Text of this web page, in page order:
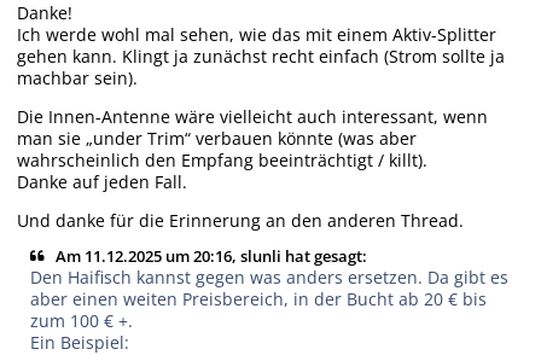
Danke!
Ich werde wohl mal sehen, wie das mit einem Aktiv-Splitter
gehen kann. Klingt ja zunächst recht einfach (Strom sollte ja
machbar sein).
Die Innen-Antenne wäre vielleicht auch interessant, wenn
man sie „under Trim“ verbauen könnte (was aber
wahrscheinlich den Empfang beeinträchtigt / killt).
Danke auf jeden Fall.
Und danke für die Erinnerung an den anderen Thread.
Am 11.12.2025 um 20:16, slunli hat gesagt:
Den Haifisch kannst gegen was anders ersetzen. Da gibt es
aber einen weiten Preisbereich, in der Bucht ab 20 € bis
zum 100 € +.
Ein Beispiel: